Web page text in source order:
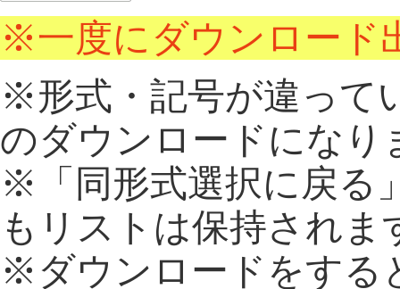
※一度にダウンロード
※形式・記号が違って
のダウンロードになり
※「同形式選択に戻る
もリストは保持されま
※ダウンロードをする